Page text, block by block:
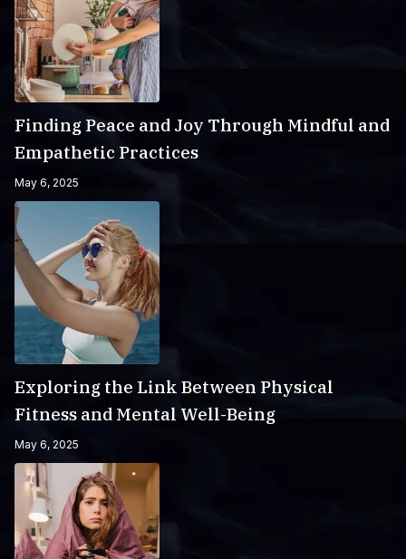
Finding Peace and Joy Through Mindful and
Empathetic Practices
May 6, 2025
Exploring the Link Between Physical
Fitness and Mental Well-Being
May 6, 2025